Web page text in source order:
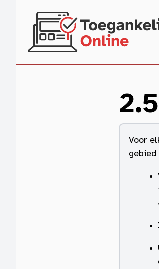
Naar hoofdinhoud
Voor